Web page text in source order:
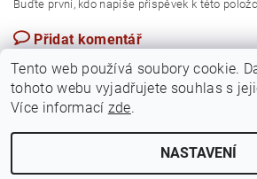
Buďte první, kdo napíše příspěvek k této
Přidat komentář
Tento web používá soubory cookie.
tohoto webu vyjadřujete souhlas s
Více informací zde.
NASTAVENÍ